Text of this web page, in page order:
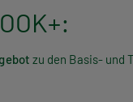
zu den Basis- und